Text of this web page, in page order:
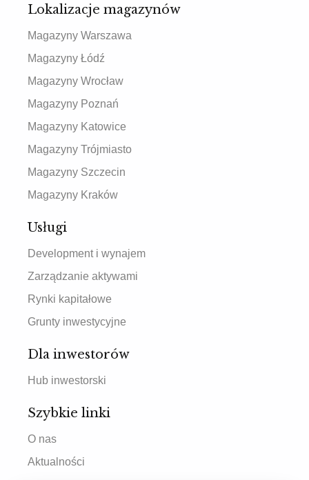
Lokalizacje magazynów
Magazyny Warszawa
Magazyny Łódź
Magazyny Wrocław
Magazyny Poznań
Magazyny Katowice
Magazyny Trójmiasto
Magazyny Szczecin
Magazyny Kraków
Usługi
Development i wynajem
Zarządzanie aktywami
Rynki kapitałowe
Grunty inwestycyjne
Dla inwestorów
Hub inwestorski
Szybkie linki
O nas
Aktualności